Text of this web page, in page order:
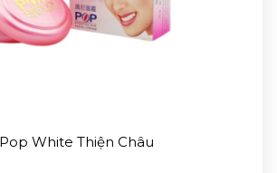
White Thiện Châu